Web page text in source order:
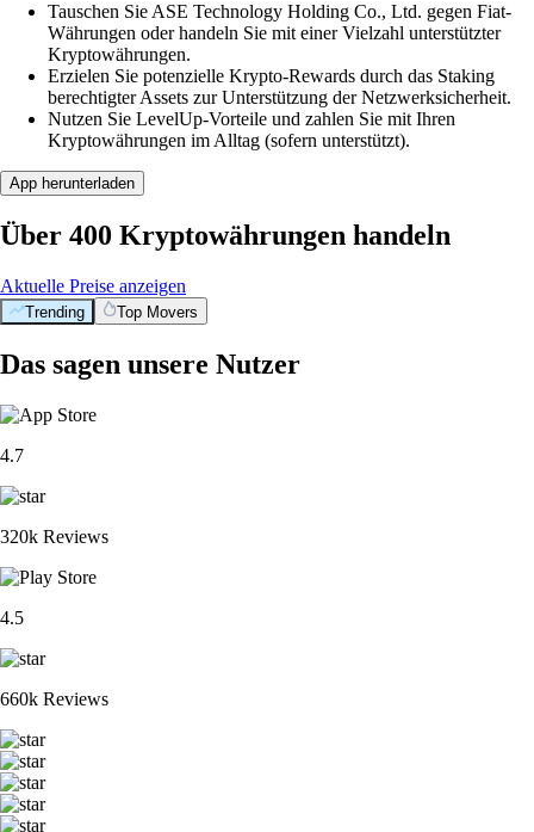
Tauschen Sie ASE Technology Holding Co., Ltd. gegen Fiat-
Währungen oder handeln Sie mit einer Vielzahl unterstützter
Kryptowährungen.
Erzielen Sie potenzielle Krypto-Rewards durch das Staking
berechtigter Assets zur Unterstützung der Netzwerksicherheit.
Nutzen Sie LevelUp-Vorteile und zahlen Sie mit Ihren
Kryptowährungen im Alltag (sofern unterstützt).
App herunterladen
Über 400 Kryptowährungen handeln
Aktuelle Preise anzeigen
Trending Top Movers
Das sagen unsere Nutzer
4.7
320k Reviews
4.5
660k Reviews